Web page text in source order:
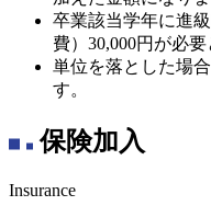
卒業該当学年に進
費）30,000円が必要
単位を落とした場
す。
保険加入
Insurance